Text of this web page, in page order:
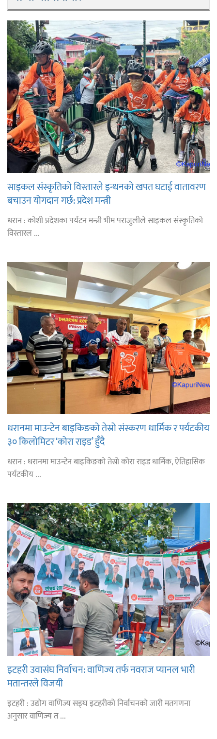
साइकल संस्कृतिको विस्तारले इन्धनको खपत घटाई वातावरण
बचाउन योगदान गर्छ: प्रदेश मन्त्री
धरान : कोशी प्रदेशका पर्यटन मन्त्री भीम पराजुलीले साइकल संस्कृतिको
विस्तारल ...
धरानमा माउन्टेन बाइकिङको तेस्रो संस्करण धार्मिक र पर्यटकीय
३० किलोमिटर ‘कोरा राइड’ हुँदै
धरान : धरानमा माउन्टेन बाइकिङको तेस्रो कोरा राइड धार्मिक, ऐतिहासिक
पर्यटकीय ...
इटहरी उवासंघ निर्वाचन: वाणिज्य तर्फ नवराज प्यानल भारी
मतान्तरले विजयी
इटहरी : उद्योग वाणिज्य सङ्घ इटहरीको निर्वाचनको जारी मतगणना
अनुसार वाणिज्य त ...